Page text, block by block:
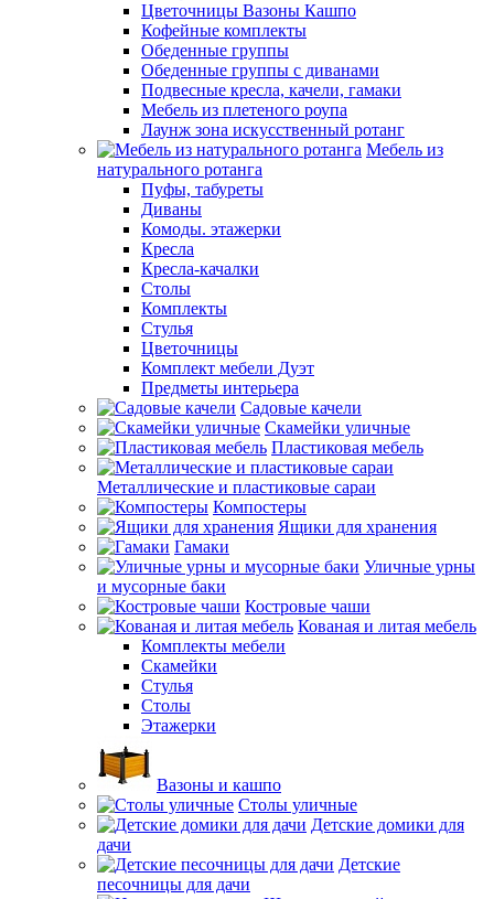
Цветочницы Вазоны Кашпо
Кофейные комплекты
Обеденные группы
Обеденные группы с диванами
Подвесные кресла, качели, гамаки
Мебель из плетеного роупа
Лаунж зона искусственный ротанг
Мебель из
натурального ротанга
Пуфы, табуреты
Диваны
Комоды. этажерки
Кресла
Кресла-качалки
Столы
Комплекты
Стулья
Цветочницы
Комплект мебели Дуэт
Предметы интерьера
Садовые качели
Скамейки уличные
Пластиковая мебель
Металлические и пластиковые сараи
Компостеры
Ящики для хранения
Гамаки
Уличные урны
и мусорные баки
Костровые чаши
Кованая и литая мебель
Комплекты мебели
Скамейки
Стулья
Столы
Этажерки
Вазоны и кашпо
Столы уличные
Детские домики для
дачи
Детские
песочницы для дачи